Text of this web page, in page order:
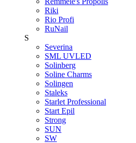
Riki
Rio Profi
RuNail
S
Severina
SML UVLED
Solinberg
Soline Charms
Solingen
Staleks
Starlet Professional
Start Epil
Strong
SUN
SW